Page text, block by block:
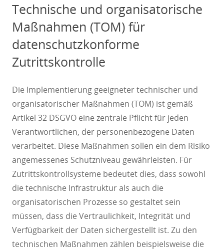
Technische und organisatorische
Maßnahmen (TOM) für
datenschutzkonforme
Zutrittskontrolle
Die Implementierung geeigneter technischer und
organisatorischer Maßnahmen (TOM) ist gemäß
Artikel 32 DSGVO eine zentrale Pflicht für jeden
Verantwortlichen, der personenbezogene Daten
verarbeitet. Diese Maßnahmen sollen ein dem Risiko
angemessenes Schutzniveau gewährleisten. Für
Zutrittskontrollsysteme bedeutet dies, dass sowohl
die technische Infrastruktur als auch die
organisatorischen Prozesse so gestaltet sein
müssen, dass die Vertraulichkeit, Integrität und
Verfügbarkeit der Daten sichergestellt ist. Zu den
technischen Maßnahmen zählen beispielsweise die